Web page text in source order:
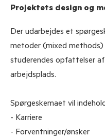
Projektets design og
Der udarbejdes et
metoder (mixed
studerendes opfattelser
arbejdsplads.
Spørgeskemaet vil
- Karriere
- Forventninger/ønsker